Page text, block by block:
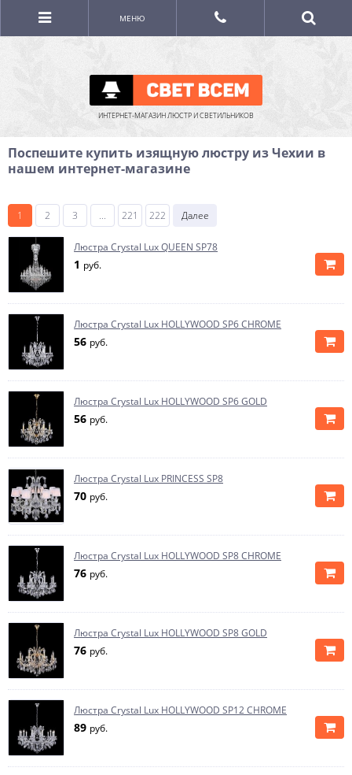
ИНТЕРНЕТ-МАГАЗИН ЛЮСТР И СВЕТИЛЬНИКОВ
МЕНЮ
Поспешите купить изящную люстру из Чехии в
нашем интернет-магазине
1 2 3 ... 221 222 Далее
Люстра Crystal Lux QUEEN SP78
1 руб.
Люстра Crystal Lux HOLLYWOOD SP6 CHROME
56 руб.
Люстра Crystal Lux HOLLYWOOD SP6 GOLD
56 руб.
Люстра Crystal Lux PRINCESS SP8
70 руб.
Люстра Crystal Lux HOLLYWOOD SP8 CHROME
76 руб.
Люстра Crystal Lux HOLLYWOOD SP8 GOLD
76 руб.
Люстра Crystal Lux HOLLYWOOD SP12 CHROME
89 руб.